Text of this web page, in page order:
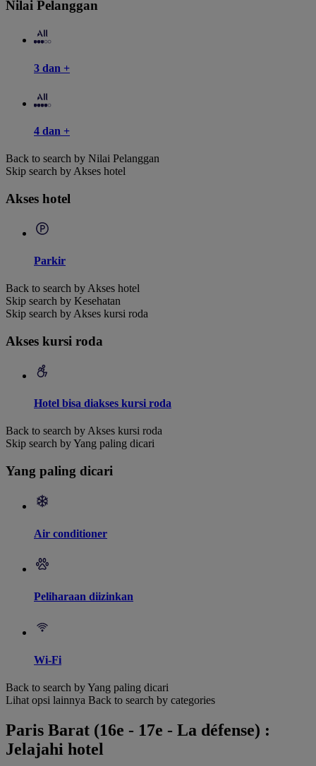
Nilai Pelanggan
3 dan +
4 dan +
Back to search by Nilai Pelanggan
Skip search by Akses hotel
Akses hotel
Parkir
Back to search by Akses hotel
Skip search by Kesehatan
Skip search by Akses kursi roda
Akses kursi roda
Hotel bisa diakses kursi roda
Back to search by Akses kursi roda
Skip search by Yang paling dicari
Yang paling dicari
Air conditioner
Peliharaan diizinkan
Wi-Fi
Back to search by Yang paling dicari
Lihat opsi lainnya Back to search by categories
Paris Barat (16e - 17e - La défense) :
Jelajahi hotel